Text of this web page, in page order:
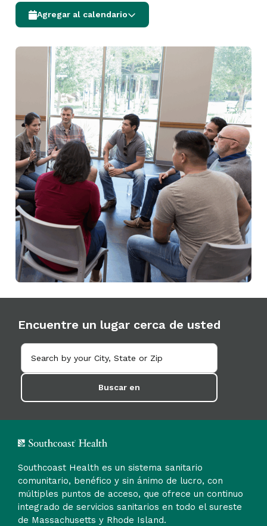
Agregar al calendario
Encuentre un lugar cerca de usted
Buscar en
Southcoast Health es un sistema sanitario
comunitario, benéfico y sin ánimo de lucro, con
múltiples puntos de acceso, que ofrece un continuo
integrado de servicios sanitarios en todo el sureste
de Massachusetts y Rhode Island.